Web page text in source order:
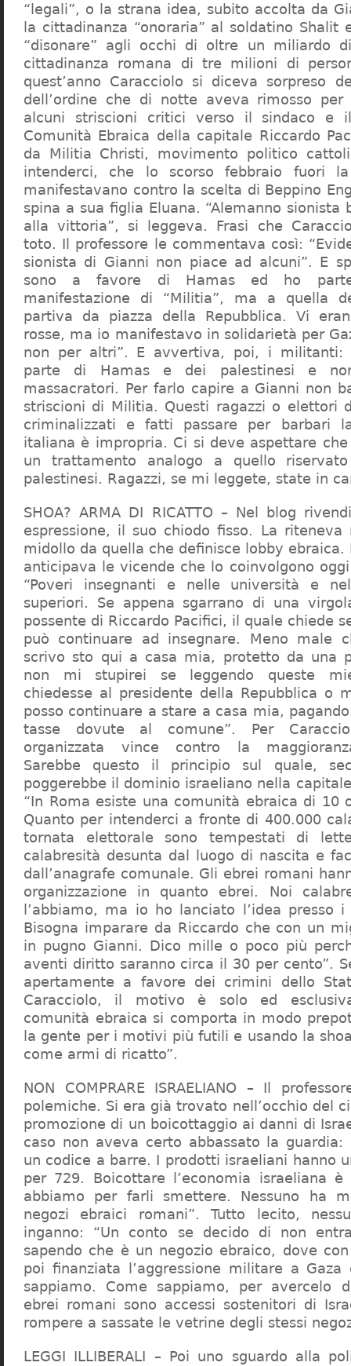
“legali”, o la strana idea, subito accolta da
la cittadinanza “onoraria” al soldatino Shalit
“disonare” agli occhi di oltre un miliardo
cittadinanza romana di tre milioni di
quest’anno Caracciolo si diceva sorpreso
dell’ordine che di notte aveva rimosso
alcuni striscioni critici verso il sindaco e
Comunità Ebraica della capitale Riccardo
da Militia Christi, movimento politico
intenderci, che lo scorso febbraio fuori
manifestavano contro la scelta di Beppino
spina a sua figlia Eluana. “Alemanno sionista
alla vittoria”, si leggeva. Frasi che
toto. Il professore le commentava così:
sionista di Gianni non piace ad alcuni”. E
sono a favore di Hamas ed ho
manifestazione di “Militia”, ma a quella
partiva da piazza della Repubblica. Vi
rosse, ma io manifestavo in solidarietà per
non per altri”. E avvertiva, poi, i militanti:
parte di Hamas e dei palestinesi e
massacratori. Per farlo capire a Gianni non
striscioni di Militia. Questi ragazzi o elettori
criminalizzati e fatti passare per barbari
italiana è impropria. Ci si deve aspettare
un trattamento analogo a quello
palestinesi. Ragazzi, se mi leggete, state in
SHOA? ARMA DI RICATTO – Nel blog
espressione, il suo chiodo fisso. La
midollo da quella che definisce lobby ebraica.
anticipava le vicende che lo coinvolgono
“Poveri insegnanti e nelle università e
superiori. Se appena sgarrano di una
possente di Riccardo Pacifici, il quale chiede
può continuare ad insegnare. Meno male
scrivo sto qui a casa mia, protetto da una
non mi stupirei se leggendo queste
chiedesse al presidente della Repubblica o
posso continuare a stare a casa mia,
tasse dovute al comune”. Per
organizzata vince contro la
Sarebbe questo il principio sul quale,
poggerebbe il dominio israeliano nella
“In Roma esiste una comunità ebraica di 10
Quanto per intenderci a fronte di 400.000
tornata elettorale sono tempestati di
calabresità desunta dal luogo di nascita e
dall’anagrafe comunale. Gli ebrei romani
organizzazione in quanto ebrei. Noi
l’abbiamo, ma io ho lanciato l’idea presso
Bisogna imparare da Riccardo che con un
in pugno Gianni. Dico mille o poco più
aventi diritto saranno circa il 30 per cento”.
apertamente a favore dei crimini dello
Caracciolo, il motivo è solo ed
comunità ebraica si comporta in modo
la gente per i motivi più futili e usando la
come armi di ricatto”.
NON COMPRARE ISRAELIANO – Il
polemiche. Si era già trovato nell’occhio del
promozione di un boicottaggio ai danni di
caso non aveva certo abbassato la guardia:
un codice a barre. I prodotti israeliani hanno
per 729. Boicottare l’economia israeliana è
abbiamo per farli smettere. Nessuno ha
negozi ebraici romani”. Tutto lecito,
inganno: “Un conto se decido di non
sapendo che è un negozio ebraico, dove
poi finanziata l’aggressione militare a
sappiamo. Come sappiamo, per avercelo
ebrei romani sono accessi sostenitori di
rompere a sassate le vetrine degli stessi
LEGGI ILLIBERALI – Poi uno sguardo alla